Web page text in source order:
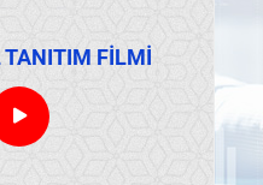
TANITIM FİLMİ